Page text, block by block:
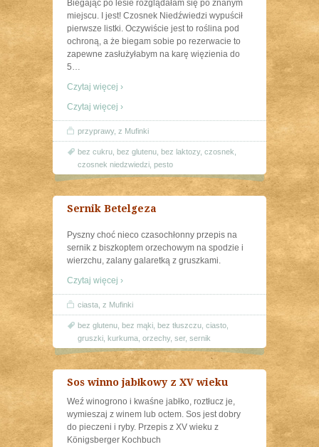
Biegając po lesie rozglądałam się po znanym
miejscu. I jest! Czosnek Niedźwiedzi wypuścił
pierwsze listki. Oczywiście jest to roślina pod
ochroną, a że biegam sobie po rezerwacie to
zapewne zasłużyłabym na karę więzienia do
5…
Czytaj więcej ›
Czytaj więcej ›
przyprawy, z Mufinki
bez cukru bez glutenu bez laktozy, czosnek
czosnek niedzwiedzi pesto
Sernik Betelgeza
Pyszny choć nieco czasochłonny przepis na
sernik z biszkoptem orzechowym na spodzie i
wierzchu, zalany galaretką z gruszkami.
Czytaj więcej ›
ciasta z Mufinki
bez glutenu bez mąki bez tłuszczu ciasto
gruszki kurkuma orzechy, ser, sernik
Sos winno jabłkowy z XV wieku
Weź winogrono i kwaśne jabłko, roztłucz je,
wymieszaj z winem lub octem. Sos jest dobry
do pieczeni i ryby. Przepis z XV wieku z
Königsberger Kochbuch